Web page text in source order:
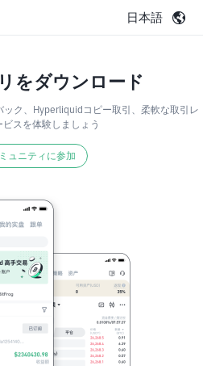
日本語
をダウンロード
ク、Hyperliquidコピー取引、柔軟な取引レ
スを体験しましょう
ュニティに参加